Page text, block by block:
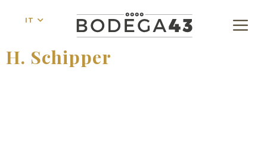
IT
H. Schipper